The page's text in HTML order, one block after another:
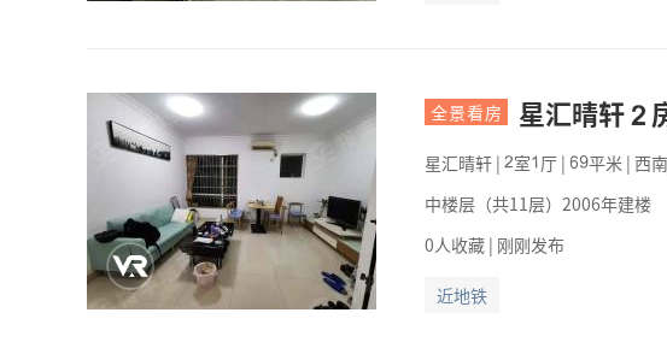
全景看房 星汇晴轩 
星汇晴轩 | 室 厅 | 平米 | 西南
中楼层（共11层）2006年建楼
0人收藏 | 刚刚发布
近地铁